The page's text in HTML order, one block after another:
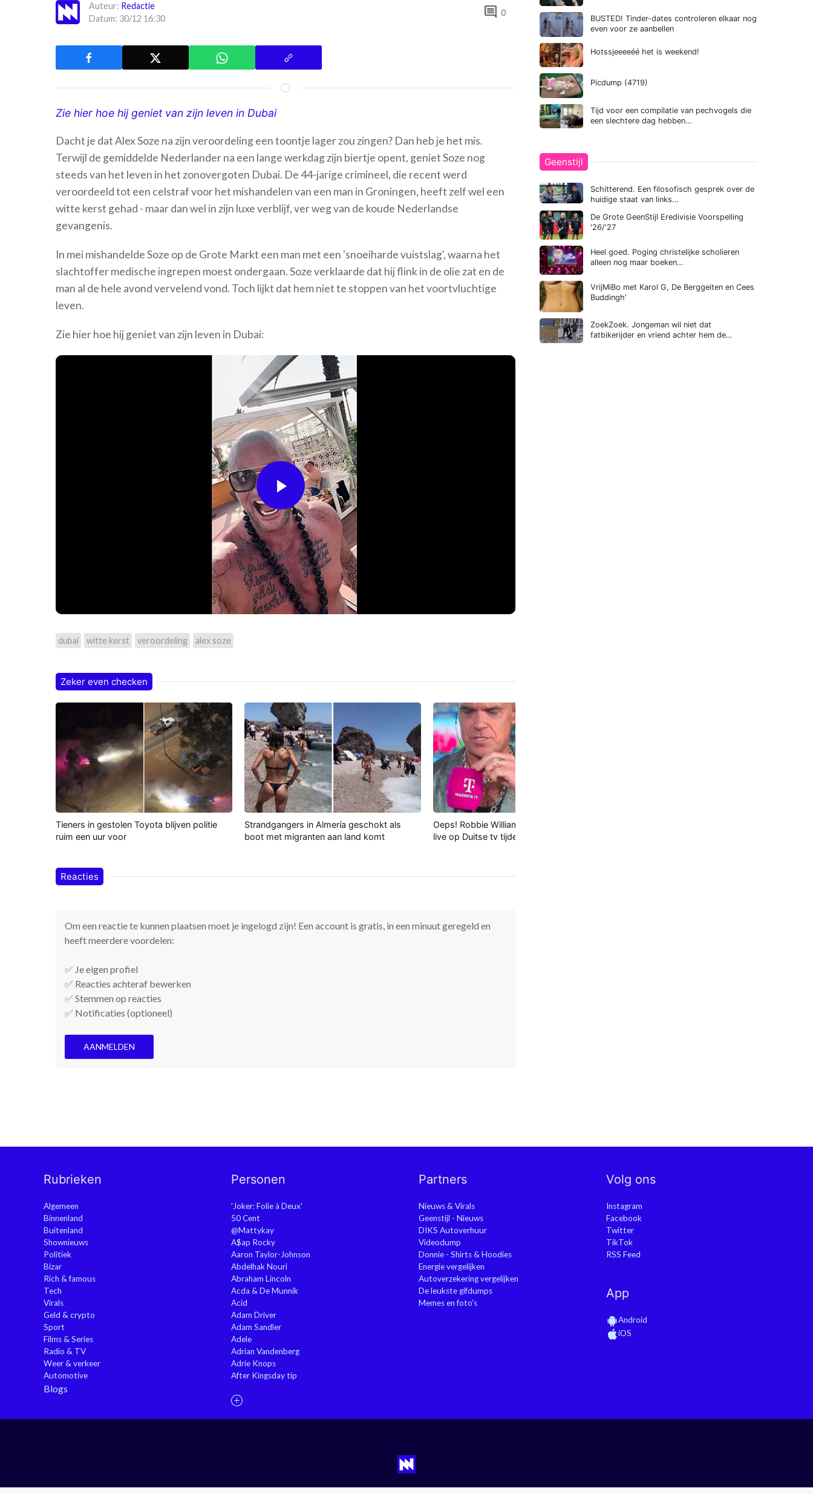
Auteur: Redactie
Datum: 30/12 16:30
comment 0
Zie hier hoe hij geniet van zijn leven in Dubai
Dacht je dat Alex Soze na zijn veroordeling een toontje lager zou zingen? Dan heb je het mis.
Terwijl de gemiddelde Nederlander na een lange werkdag zijn biertje opent, geniet Soze nog
steeds van het leven in het zonovergoten Dubai. De 44-jarige crimineel, die recent werd
veroordeeld tot een celstraf voor het mishandelen van een man in Groningen, heeft zelf wel een
witte kerst gehad - maar dan wel in zijn luxe verblijf, ver weg van de koude Nederlandse
gevangenis.
In mei mishandelde Soze op de Grote Markt een man met een 'snoeiharde vuistslag', waarna het
slachtoffer medische ingrepen moest ondergaan. Soze verklaarde dat hij flink in de olie zat en de
man al de hele avond vervelend vond. Toch lijkt dat hem niet te stoppen van het voortvluchtige
leven.
Zie hier hoe hij geniet van zijn leven in Dubai:
Play
Video
dubai witte kerst veroordeling alex soze
Zeker even checken
Tieners in gestolen Toyota blijven politie
ruim een uur voor
Strandgangers in Almería geschokt als
boot met migranten aan land komt
Oeps! Robbie Williams verliest 'wit brokje'
live op Duitse tv tijdens WK-finale
Reacties
Om een reactie te kunnen plaatsen moet je ingelogd zijn! Een account is gratis, in een minuut geregeld en
heeft meerdere voordelen:
✅ Je eigen profiel
✅ Reacties achteraf bewerken
✅ Stemmen op reacties
✅ Notificaties (optioneel)
AANMELDEN
BUSTED! Tinder-dates controleren elkaar nog
even voor ze aanbellen
Hotssjeeeeéé het is weekend!
Picdump (4719)
Tijd voor een compilatie van pechvogels die
een slechtere dag hebben…
Geenstijl
Schitterend. Een filosofisch gesprek over de
huidige staat van links…
De Grote GeenStijl Eredivisie Voorspelling
'26/'27
Heel goed. Poging christelijke scholieren
alleen nog maar boeken…
VrijMiBo met Karol G, De Berggeiten en Cees
Buddingh'
ZoekZoek. Jongeman wil niet dat
fatbikerijder en vriend achter hem de…
Rubrieken
Algemeen
Binnenland
Buitenland
Shownieuws
Politiek
Bizar
Rich & famous
Tech
Virals
Geld & crypto
Sport
Films & Series
Radio & TV
Weer & verkeer
Automotive
Blogs
Personen
'Joker: Folie à Deux'
50 Cent
@Mattykay
A$ap Rocky
Aaron Taylor-Johnson
Abdelhak Nouri
Abraham Lincoln
Acda & De Munnik
Acid
Adam Driver
Adam Sandler
Adele
Adrian Vandenberg
Adrie Knops
After Kingsday tip
Partners
Nieuws & Virals
Geenstijl - Nieuws
DIKS Autoverhuur
Videodump
Donnie - Shirts & Hoodies
Energie vergelijken
Autoverzekering vergelijken
De leukste gifdumps
Memes en foto's
Volg ons
Instagram
Facebook
Twitter
TikTok
RSS Feed
App
Android
iOS